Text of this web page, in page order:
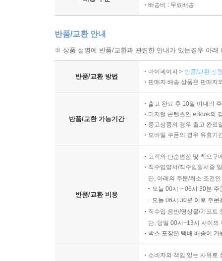
배송비 : 무료배송
반품/교환 안내
※ 상품 설명에 반품/교환과 관련한 안내가 있는경우 아
반품/교환 방법
마이페이지 > 반품/교환 신
판매자 배송 상품은 판매자
반품/교환 가능기간
출고 완료 후 10일 이내의
디지털 콘텐츠인 eBook의
중고상품의 경우 출고 완료
모바일 쿠폰의 경우 유효기
반품/교환 비용
고객의 단순변심 및 착오구
직수입양서/직수입일서중
단, 아래의 주문/취소 조건
오늘 00시 ~ 06시 30분
오늘 06시 30분 이후 주
직수입 음반/영상물/기프트
단, 당일 00시~13시 사이의
박스 포장은 택배 배송이
소비자의 책임 있는 사유로